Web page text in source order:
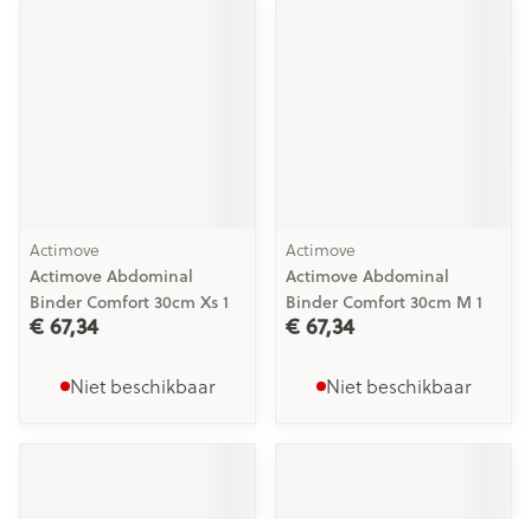
Actimove
Actimove Abdominal
Binder Comfort 30cm Xs 1
€ 67,34
Niet beschikbaar
Actimove
Actimove Abdominal
Binder Comfort 30cm M 1
€ 67,34
Niet beschikbaar